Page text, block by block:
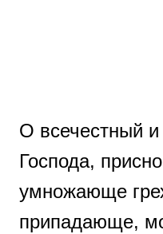
О всечестный
Господа,
умножающе
припадающе,